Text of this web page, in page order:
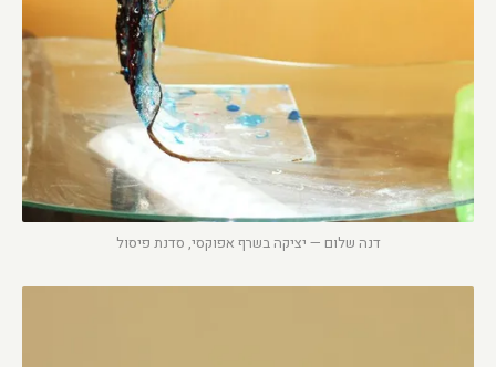
דנה שלום — יציקה בשרף אפוקסי, סדנת פיסול